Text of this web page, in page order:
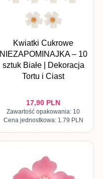
Kwiatki Cukrowe
NIEZAPOMINAJKA – 10
sztuk Białe | Dekoracja
Tortu i Ciast
17,90 PLN
Zawartość opakowania: 10
Cena jednostkowa: 1.79 PLN